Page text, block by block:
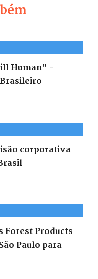
Human" -
corporativa
Forest Products
Paulo para